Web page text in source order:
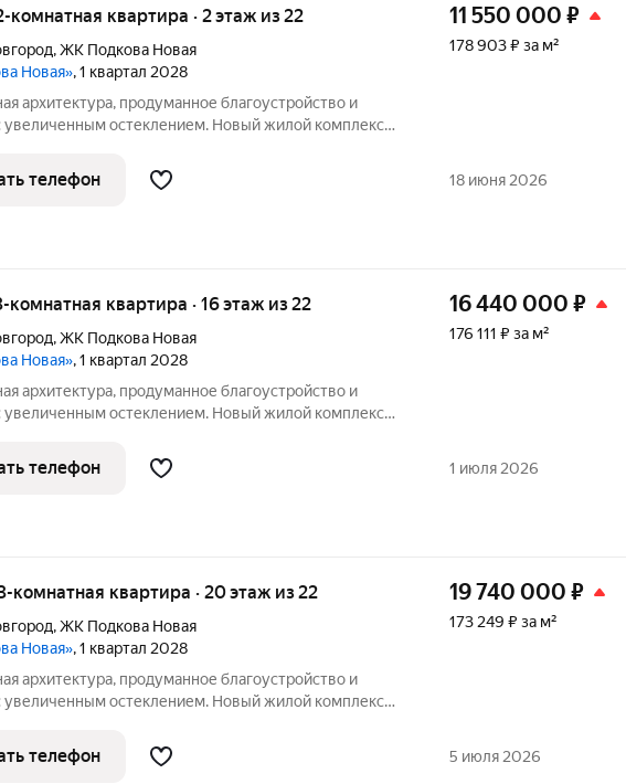
2-комнатная квартира · 2 этаж из 22
,ЖК Подкова Новая
Новая», 1 квартал 2028
архитектура, продуманное благоустройство и
увеличенным остеклением. Новый жилой комплекс
всего в паре шагов от магазинов и кафе.Премьерный
11 550 000 ₽
178 903 ₽ за м²
телефон 18 июня 2026
3-комнатная квартира · 16 этаж из 22
,ЖК Подкова Новая
Новая», 1 квартал 2028
архитектура, продуманное благоустройство и
увеличенным остеклением. Новый жилой комплекс
всего в паре шагов от магазинов и кафе.Премьерный
16 440 000 ₽
176 111 ₽ за м²
телефон 1 июля 2026
3-комнатная квартира · 20 этаж из 22
,ЖК Подкова Новая
Новая», 1 квартал 2028
архитектура, продуманное благоустройство и
увеличенным остеклением. Новый жилой комплекс
всего в паре шагов от магазинов и кафе.Премьерный
19 740 000 ₽
173 249 ₽ за м²
телефон 5 июля 2026